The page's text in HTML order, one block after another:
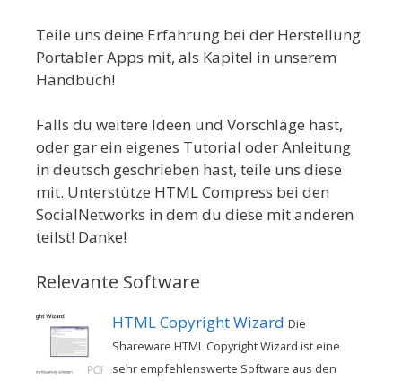
Teile uns deine Erfahrung bei der Herstellung
Portabler Apps mit, als Kapitel in unserem
Handbuch!
Falls du weitere Ideen und Vorschläge hast,
oder gar ein eigenes Tutorial oder Anleitung
in deutsch geschrieben hast, teile uns diese
mit. Unterstütze HTML Compress bei den
SocialNetworks in dem du diese mit anderen
teilst! Danke!
Relevante Software
HTML Copyright Wizard Die
Shareware HTML Copyright Wizard ist eine
sehr empfehlenswerte Software aus den